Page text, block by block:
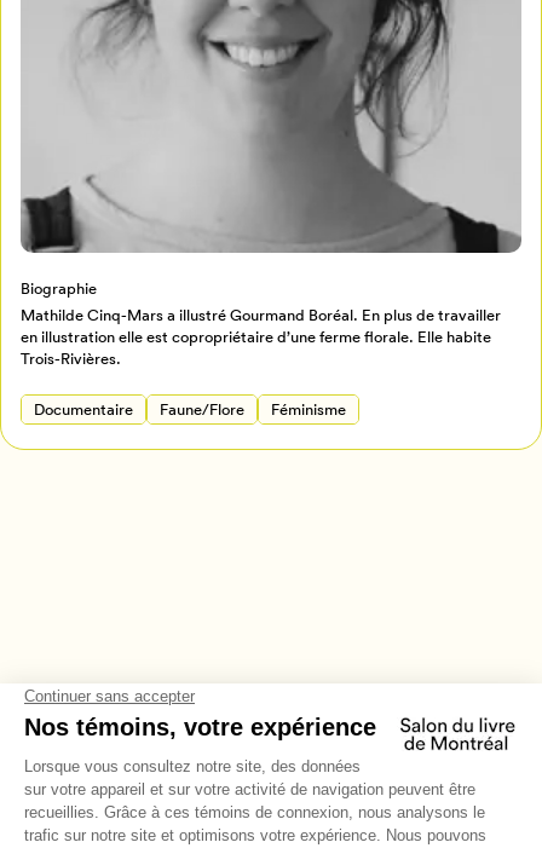
Mon Salon
Billetterie
Retour à l’accueil
Biographie
Mathilde Cinq-Mars a illustré Gourmand Boréal. En plus de travailler
en illustration elle est copropriétaire d’une ferme florale. Elle habite
Trois-Rivières.
Documentaire Faune/Flore Féminisme
Pour enregistrer vos favoris,
connectez-vous ou créez votre profil